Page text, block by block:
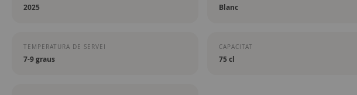
2025 Blanc
TEMPERATURA DE SERVEI
7-9 graus
CAPACITAT
75 cl